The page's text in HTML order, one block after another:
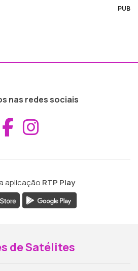
PUB
nas redes sociais
Aceder ao
aplicação RTP Play
de Satélites